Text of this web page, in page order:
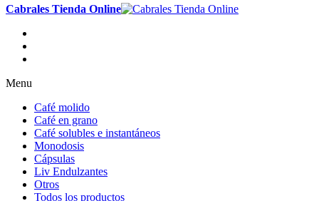
Cabrales Tienda Online
Menu
Café molido
Café en grano
Café solubles e instantáneos
Monodosis
Cápsulas
Liv Endulzantes
Otros
Todos los productos